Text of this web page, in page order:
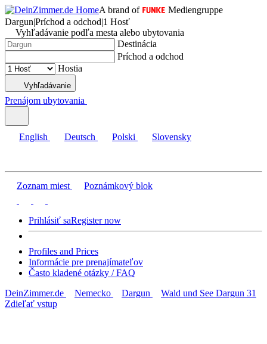
A brand of
Mediengruppe
Dargun|Príchod a odchod|1 Hosť
Vyhľadávanie podľa mesta alebo ubytovania
Destinácia
Príchod a odchod
Hostia
Vyhľadávanie
Prenájom ubytovania
English Deutsch Polski Slovensky
Zoznam miest Poznámkový blok
Prihlásiť saRegister now
Profiles and Prices
Informácie pre prenajímateľov
Často kladené otázky / FAQ
DeinZimmer.de
Nemecko Dargun
Wald und See Dargun 31
Zdieľať vstup